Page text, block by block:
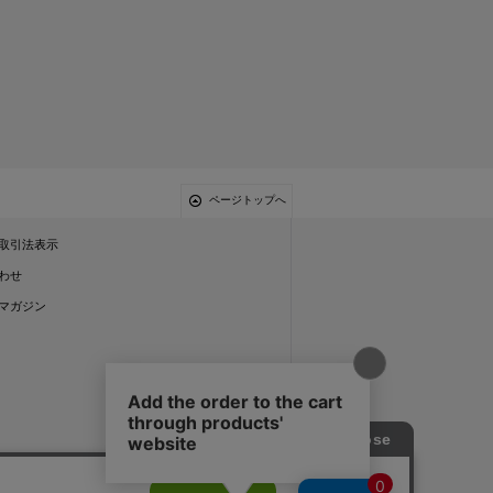
ページトップへ
引法表示
せ
ガジン